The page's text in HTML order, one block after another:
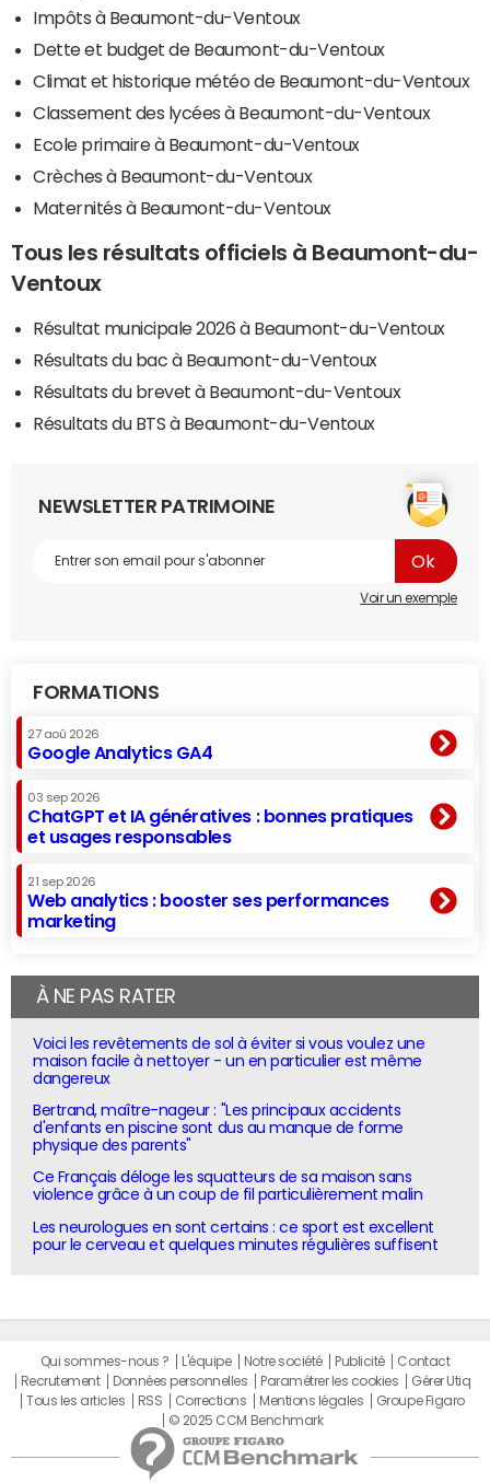
Impôts à Beaumont-du-Ventoux
Dette et budget de Beaumont-du-Ventoux
Climat et historique météo de Beaumont-du-Ventoux
Classement des lycées à Beaumont-du-Ventoux
Ecole primaire à Beaumont-du-Ventoux
Crèches à Beaumont-du-Ventoux
Maternités à Beaumont-du-Ventoux
Tous les résultats officiels à Beaumont-du-
Ventoux
Résultat municipale 2026 à Beaumont-du-Ventoux
Résultats du bac à Beaumont-du-Ventoux
Résultats du brevet à Beaumont-du-Ventoux
Résultats du BTS à Beaumont-du-Ventoux
NEWSLETTER PATRIMOINE
Voir un exemple
FORMATIONS
27 aoû 2026
Google Analytics GA4
03 sep 2026
ChatGPT et IA génératives : bonnes pratiques
et usages responsables
21 sep 2026
Web analytics : booster ses performances
marketing
À NE PAS RATER
Voici les revêtements de sol à éviter si vous voulez une
maison facile à nettoyer - un en particulier est même
dangereux
Bertrand, maître-nageur : "Les principaux accidents
d'enfants en piscine sont dus au manque de forme
physique des parents"
Ce Français déloge les squatteurs de sa maison sans
violence grâce à un coup de fil particulièrement malin
Les neurologues en sont certains : ce sport est excellent
pour le cerveau et quelques minutes régulières suffisent
Qui sommes-nous ? L'équipe Notre société Publicité
Contact
Recrutement
Données personnelles Paramétrer les cookies
Gérer Utiq
Tous les articles
RSS Corrections Mentions légales
Groupe Figaro
© 2025 CCM Benchmark